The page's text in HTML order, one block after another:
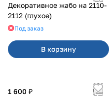
Декоративное жабо на 2110-
2112 (глухое)
Под заказ
В корзину
1 600 ₽